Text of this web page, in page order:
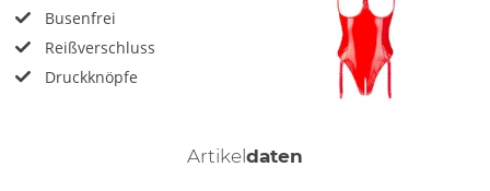
Busenfrei
Reißverschluss
Druckknöpfe
Artikeldaten